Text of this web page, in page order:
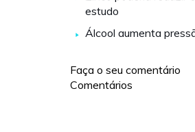
estudo
Álcool aumenta
Faça o seu comentário
Comentários